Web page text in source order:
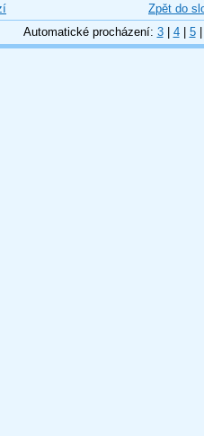
Zpět do
Automatické procházení: 3| 4| 5|